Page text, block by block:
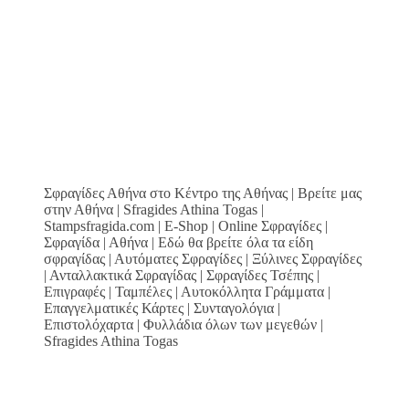
Σφραγίδες Αθήνα στο Κέντρο της Αθήνας | Βρείτε μας
στην Αθήνα | Sfragides Athina Togas |
Stampsfragida.com | E-Shop | Online Σφραγίδες |
Σφραγίδα | Αθήνα | Εδώ θα βρείτε όλα τα είδη
σφραγίδας | Αυτόματες Σφραγίδες | Ξύλινες Σφραγίδες
| Ανταλλακτικά Σφραγίδας | Σφραγίδες Τσέπης |
Επιγραφές | Ταμπέλες | Αυτοκόλλητα Γράμματα |
Επαγγελματικές Κάρτες | Συνταγολόγια |
Επιστολόχαρτα | Φυλλάδια όλων των μεγεθών |
Sfragides Athina Togas